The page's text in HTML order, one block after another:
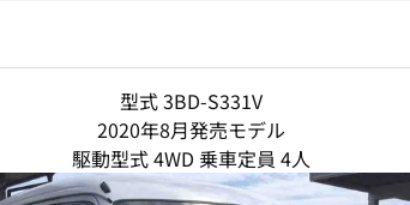
型式 3BD-S331V
2020年8月発売モデル
駆動型式 4WD 乗車定員 4人